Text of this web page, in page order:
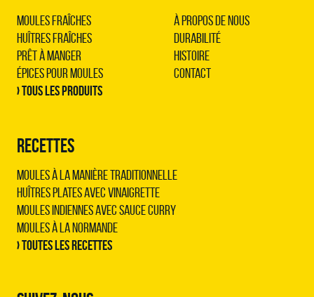
Moules Fraîches
Huîtres Fraîches
Prêt à Manger
Épices pour Moules
› Tous les produits
RECETTES
Moules à la manière traditionnelle
Huîtres plates avec vinaigrette
Moules indiennes avec sauce curry
Moules à la normande
› Toutes les recettes
À propos de nous
Durabilité
Histoire
Contact